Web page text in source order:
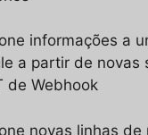
informações a
a partir de novas
de Webhook
novas linhas de